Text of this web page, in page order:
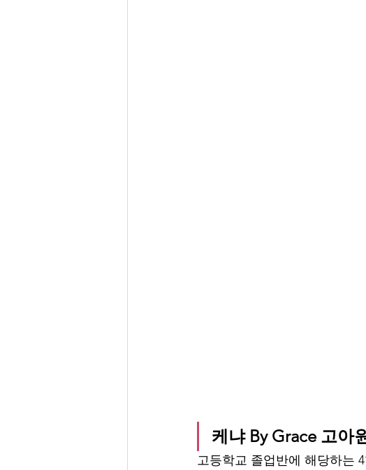
케냐 By Grace 고아
고등학교 졸업반에 해당하는